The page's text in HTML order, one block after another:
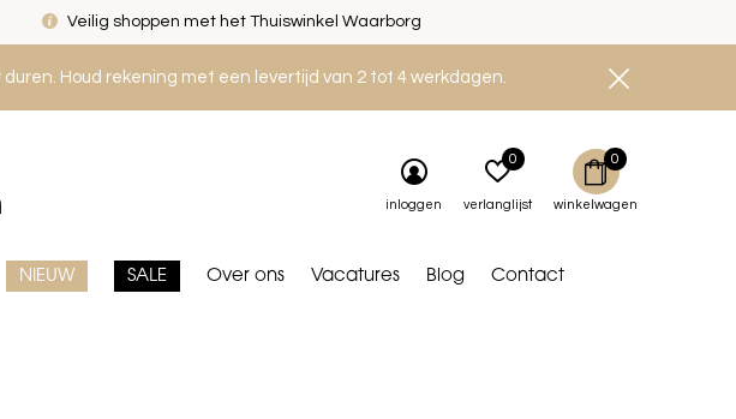
Houd rekening met een levertijd van 2 tot 4 werkdagen.
NIEUW SALE Over ons Vacatures Blog Contact
inloggen verlanglijst
0
winkelwagen
0
Veilig shoppen met het Thuiswinkel Waarborg